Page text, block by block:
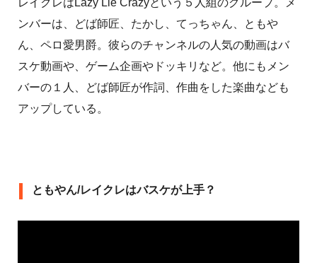
ンバーは、どば師匠、たかし、てっちゃん、ともや
ん、ペロ愛男爵。彼らのチャンネルの人気の動画はバ
スケ動画や、ゲーム企画やドッキリなど。他にもメン
バーの１人、どば師匠が作詞、作曲をした楽曲なども
アップしている。
ともやん/レイクレはバスケが上手？